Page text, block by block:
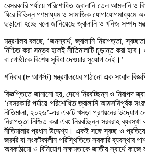
বেসরকারি পর্যায়ে পরিশোধিত জ্বালানি তেল আমদানি ও
ঘিরে বিভিন্ন গণমাধ্যম ও সামাজিক যোগাযোগমাধ্যমে
ছড়ানো হচ্ছে বলে জানিয়েছে জ্বালানি ও খনিজ সম্পদ
মন্ত্রণালয় বলছে, ‘জনস্বার্থ, জ্বালানি নিরাপত্তা,
নিশ্চিত করা সম্ভব হলেই নীতিমালাটি চূড়ান্ত করা
বা গোষ্ঠীকে বিশেষ সুবিধা দেওয়ার সুযোগ নেই।’
শনিবার (৮ আগস্ট) মন্ত্রণালয়ের পাঠানো এক সংবাদ
বিজ্ঞপ্তিতে জানানো হয়, দেশে নিরবচ্ছিন্ন ও নিরাপদ
‘বেসরকারি পর্যায়ে পরিশোধিত জ্বালানি আমদানিপূর্বক
নীতিমালা, ২০২৬’-এর একটি খসড়া প্রণয়নের উদ্যোগ
নিরাপত্তা নিশ্চিত করা এবং নিরবচ্ছিন্ন সরবরাহ
নীতিমালার প্রধান উদ্দেশ্য। একই সঙ্গে স্বচ্ছ ও
জরুরি বা সংকটকালীন পরিস্থিতিতে সরকারি ব্যবস্থার
অবকাঠামো ও বিনিয়োগ সক্ষমতাকে জাতীয় স্বার্থে কাজে